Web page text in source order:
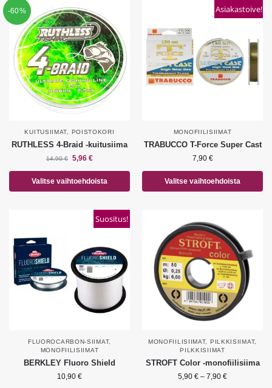
-60%
KUITUSIIMAT POISTOKORI
RUTHLESS 4-Braid -kuitusiima
14,90€ 5,96 €
Valitse vaihtoehdoista
Asiakastoive!
MONOFIILISIIMAT
TRABUCCO T-Force Super Cast
7,90 €
Valitse vaihtoehdoista
Suositus!
FLUOROCARBON-SIIMAT,
MONOFIILISIIMAT
BERKLEY Fluoro Shield
10,90 €
MONOFIILISIIMAT, PILKKISIIMAT,
PILKKISIIMAT
STROFT Color -monofiilisiima
5,90 € – 7,90 €